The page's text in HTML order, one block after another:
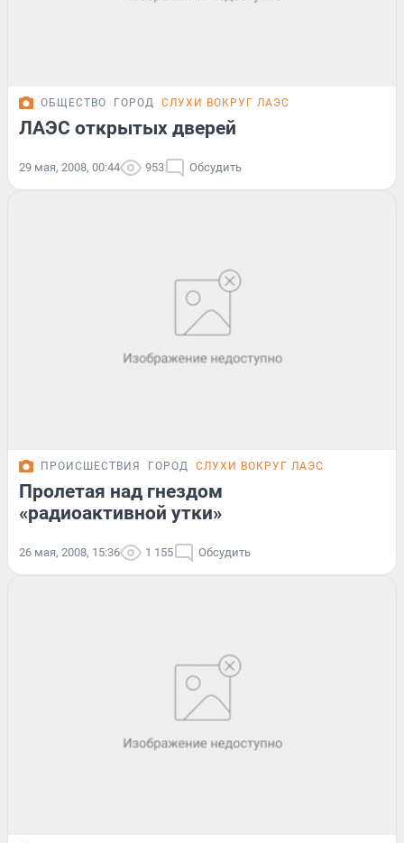
ОБЩЕСТВО ГОРОД СЛУХИ ВОКРУГ ЛАЭС
ЛАЭС открытых дверей
29 мая, 2008, 00:44 953 Обсудить
ПРОИСШЕСТВИЯ ГОРОД СЛУХИ ВОКРУГ ЛАЭС
Пролетая над гнездом
«радиоактивной утки»
26 мая, 2008, 15:36 1 155 Обсудить